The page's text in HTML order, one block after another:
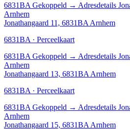
6831BA Gekoppeld → Adresdetails
Arnhem
Jonathangaard 11, 6831BA Arnhem
6831BA · Perceelkaart
6831BA Gekoppeld → Adresdetails
Arnhem
Jonathangaard 13, 6831BA Arnhem
6831BA · Perceelkaart
6831BA Gekoppeld → Adresdetails
Arnhem
Jonathangaard 15, 6831BA Arnhem